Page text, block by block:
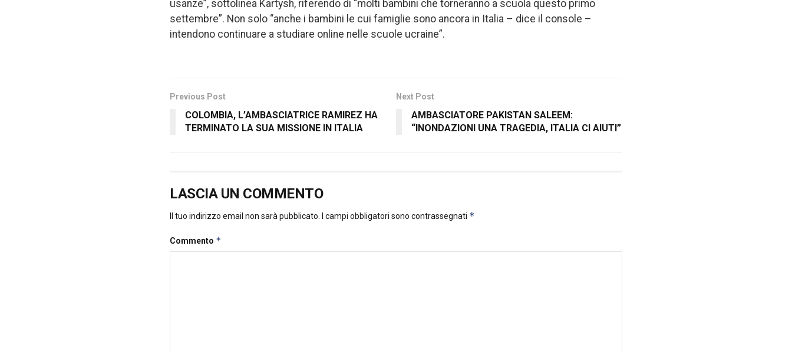
usanze”, sottolinea Kartysh, riferendo di “molti bambini che torneranno a scuola questo primo
settembre”. Non solo “anche i bambini le cui famiglie sono ancora in Italia – dice il console –
intendono continuare a studiare online nelle scuole ucraine”.
Previous Post
COLOMBIA, L’AMBASCIATRICE RAMIREZ HA
TERMINATO LA SUA MISSIONE IN ITALIA
Next Post
AMBASCIATORE PAKISTAN SALEEM:
“INONDAZIONI UNA TRAGEDIA, ITALIA CI AIUTI”
LASCIA UN COMMENTO
Il tuo indirizzo email non sarà pubblicato. I campi obbligatori sono contrassegnati *
Commento *